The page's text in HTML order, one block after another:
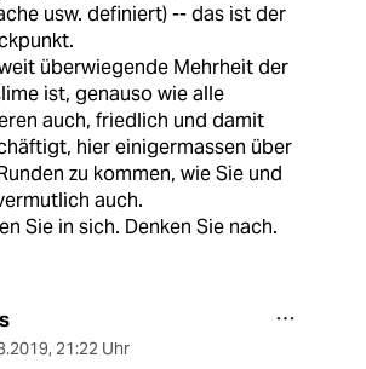
usw. definiert) -- das ist der
überwiegende Mehrheit der
ist, genauso wie alle
auch, friedlich und damit
hier einigermassen über
zu kommen, wie Sie und
auch.
Sie in sich. Denken Sie nach.
, 21:22 Uhr